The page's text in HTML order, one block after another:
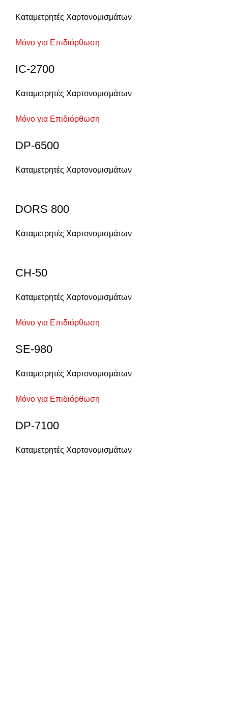
Καταμετρητές Χαρτονομισμάτων
Μόνο για Επιδιόρθωση
IC-2700
Καταμετρητές Χαρτονομισμάτων
Μόνο για Επιδιόρθωση
DP-6500
Καταμετρητές Χαρτονομισμάτων
DORS 800
Καταμετρητές Χαρτονομισμάτων
CH-50
Καταμετρητές Χαρτονομισμάτων
Μόνο για Επιδιόρθωση
SE-980
Καταμετρητές Χαρτονομισμάτων
Μόνο για Επιδιόρθωση
DP-7100
Καταμετρητές Χαρτονομισμάτων